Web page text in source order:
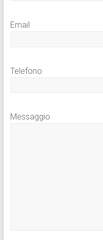
Email
Telefono
Messaggio